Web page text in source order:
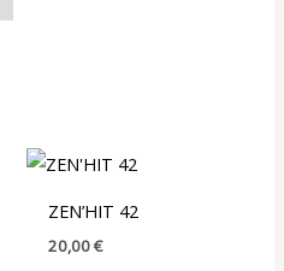
ZEN’HIT 42
20,00€